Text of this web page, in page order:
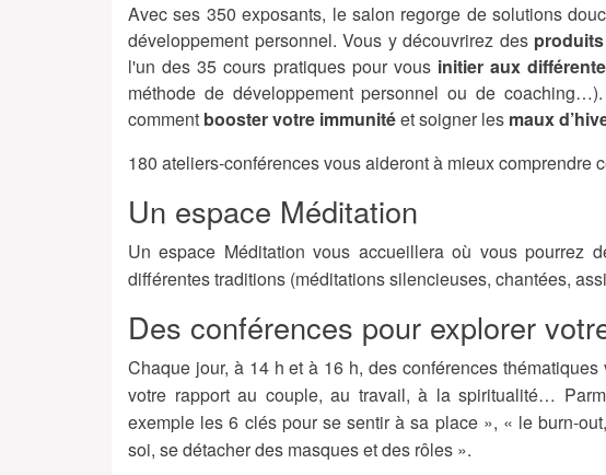
Avec ses 350 exposants, le salon regorge de solutions
développement personnel. Vous y découvrirez des
l'un des 35 cours pratiques pour vous initier aux
méthode de développement personnel ou de
comment booster votre immunitéet soigner les maux
180 ateliers-conférences vous aideront à mieux comprendre
Un espace Méditation
Un espace Méditation vous accueillera où vous pourrez
différentes traditions (méditations silencieuses, chantées,
Des conférences pour explorer
Chaque jour, à 14 h et à 16 h, des conférences thématiques
votre rapport au couple, au travail, à la spiritualité…
exemple les 6 clés pour se sentir à sa place », « le burn-
soi, se détacher des masques et des rôles ».